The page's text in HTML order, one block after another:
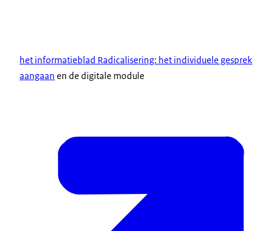
het informatieblad Radicalisering: het individuele gesprek
aangaan en de digitale module